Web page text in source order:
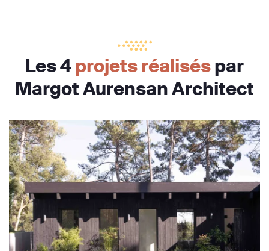
Les 4projets réaliséspar
Margot Aurensan Architect